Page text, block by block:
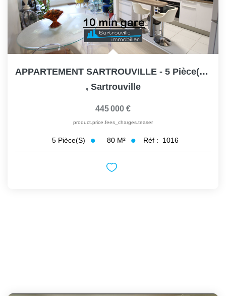
APPARTEMENT SARTROUVILLE - 5 Pièce(s) - 80.14 M2
, Sartrouville
445 000 €
product.price.fees_charges.teaser
5 Pièce(s) 80 M² Réf : 1016